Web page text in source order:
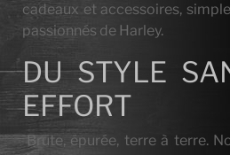
cadeaux et accessoires,
passionnés de Harley.
DU STYLE
EFFORT
`Brute, épurée, terre à terre.